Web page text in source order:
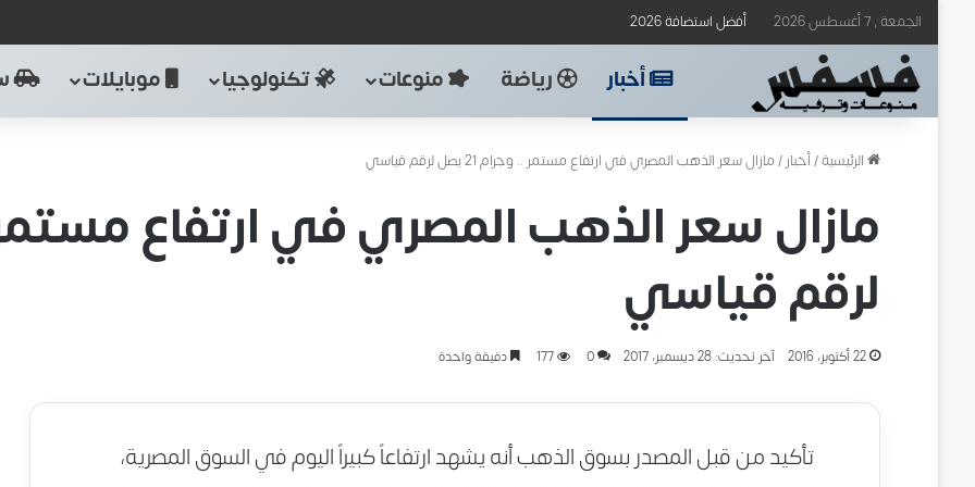
الجمعة , 7 أغسطس 2026 أفضل استضافة 2026
أخبار رياضة منوعات تكنولوجيا موبايلات
الرئيسية/أخبار/مازال سعر الذهب المصري في ارتفاع مستمر .. وجرام 21 يصل لرقم قياسي
لرقم قياسي
22 أكتوبر، 2016 آخر تحديث: 28 ديسمبر، 2017 0
177 دقيقة واحدة
تأكيد من قبل المصدر بسوق الذهب أنه يشهد ارتفاعاً كبيراً اليوم في السوق المصرية،